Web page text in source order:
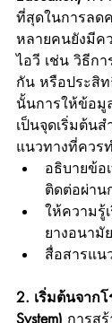
ที่สุดในการลด
หลายคนยังมีค
ไอวี เช่น วิธีก
กัน หรือประสิ
นั้นการให้ข้อมู
เป็นจุดเริ่มต้น
แนวทางที่ควร
อธิบายข้อ
ติดต่อผ่าน
ให้ความรู้
ยางอนามัย
สื่อสารแน
2. เริ่มต้นจากโ
System) การส